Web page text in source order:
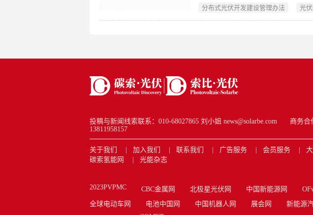
自发自用或者自发自用余电上网模式
分布式光伏开发建设管理办法 光
投稿与新闻线索联系：010-68027865 刘小姐 news@solarbe.com
商务合
13811958157
关于我们 加入我们 联系我们 广告服务 会员服务
碳索氢能网
光能杂志
2023PVPMC CBC金属网 北极星光伏网 中国新能源网
全球电动车网
电池中国网 中国机器人网 展会网 新能源